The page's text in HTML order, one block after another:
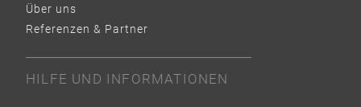
Über uns
Referenzen & Partner
HILFE UND INFORMATIONEN